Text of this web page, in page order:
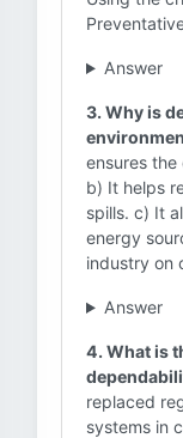
Answer
3. Why is
ensures
b) It helps
spills. c) It
energy
industry on
Answer
4. What is
replaced
systems in